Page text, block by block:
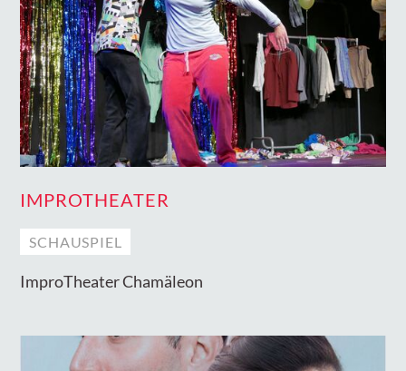
IMPROTHEATER
SCHAUSPIEL
ImproTheater Chamäleon